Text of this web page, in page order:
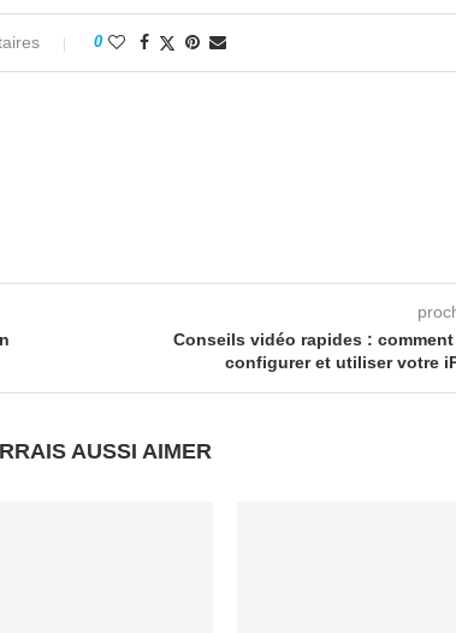
0
Conseils vidéo rapides : comment
configurer et utiliser votre
AUSSI AIMER